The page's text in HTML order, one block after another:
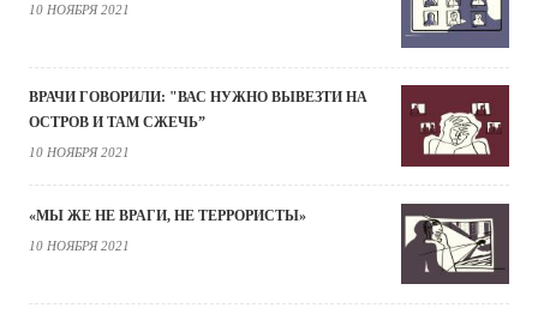
10 НОЯБРЯ 2021
ВРАЧИ ГОВОРИЛИ: "ВАС НУЖНО ВЫВЕЗТИ НА
ОСТРОВ И ТАМ СЖЕЧЬ”
10 НОЯБРЯ 2021
«МЫ ЖЕ НЕ ВРАГИ, НЕ ТЕРРОРИСТЫ»
10 НОЯБРЯ 2021